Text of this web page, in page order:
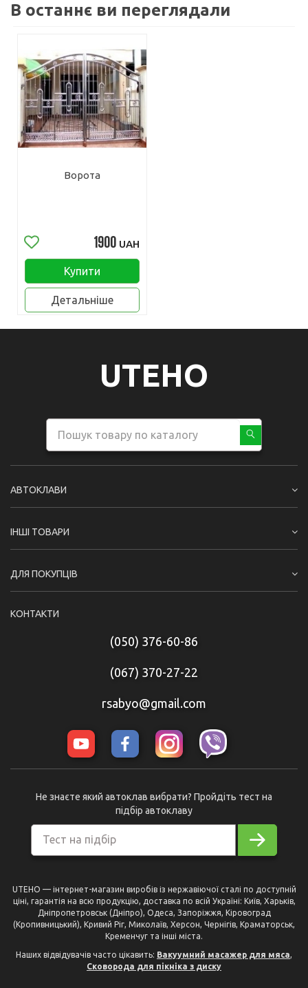
В останнє ви переглядали
Ворота
1900 UAH
Купити
Детальніше
UTEHO
АВТОКЛАВИ
ІНШІ ТОВАРИ
ДЛЯ ПОКУПЦІВ
КОНТАКТИ
(050) 376-60-86
(067) 370-27-22
rsabyo@gmail.com
Тест на підбір
Не знаєте який автоклав вибрати? Пройдіть тест на
підбір автоклаву
UTEHO — інтернет-магазин виробів із нержавіючої сталі по доступній
ціні, гарантія на всю продукцію, доставка по всій Україні: Київ, Харьків,
Дніпропетровськ (Дніпро), Одеса, Запоріжжя, Кіровоград
(Кропивницький), Кривий Ріг, Миколаїв, Херсон, Чернігів, Краматорськ,
Кременчуг та інші міста.
Наших відвідувачів часто цікавить: Вакуумний масажер для мяса,
Сковорода для пікніка з диску